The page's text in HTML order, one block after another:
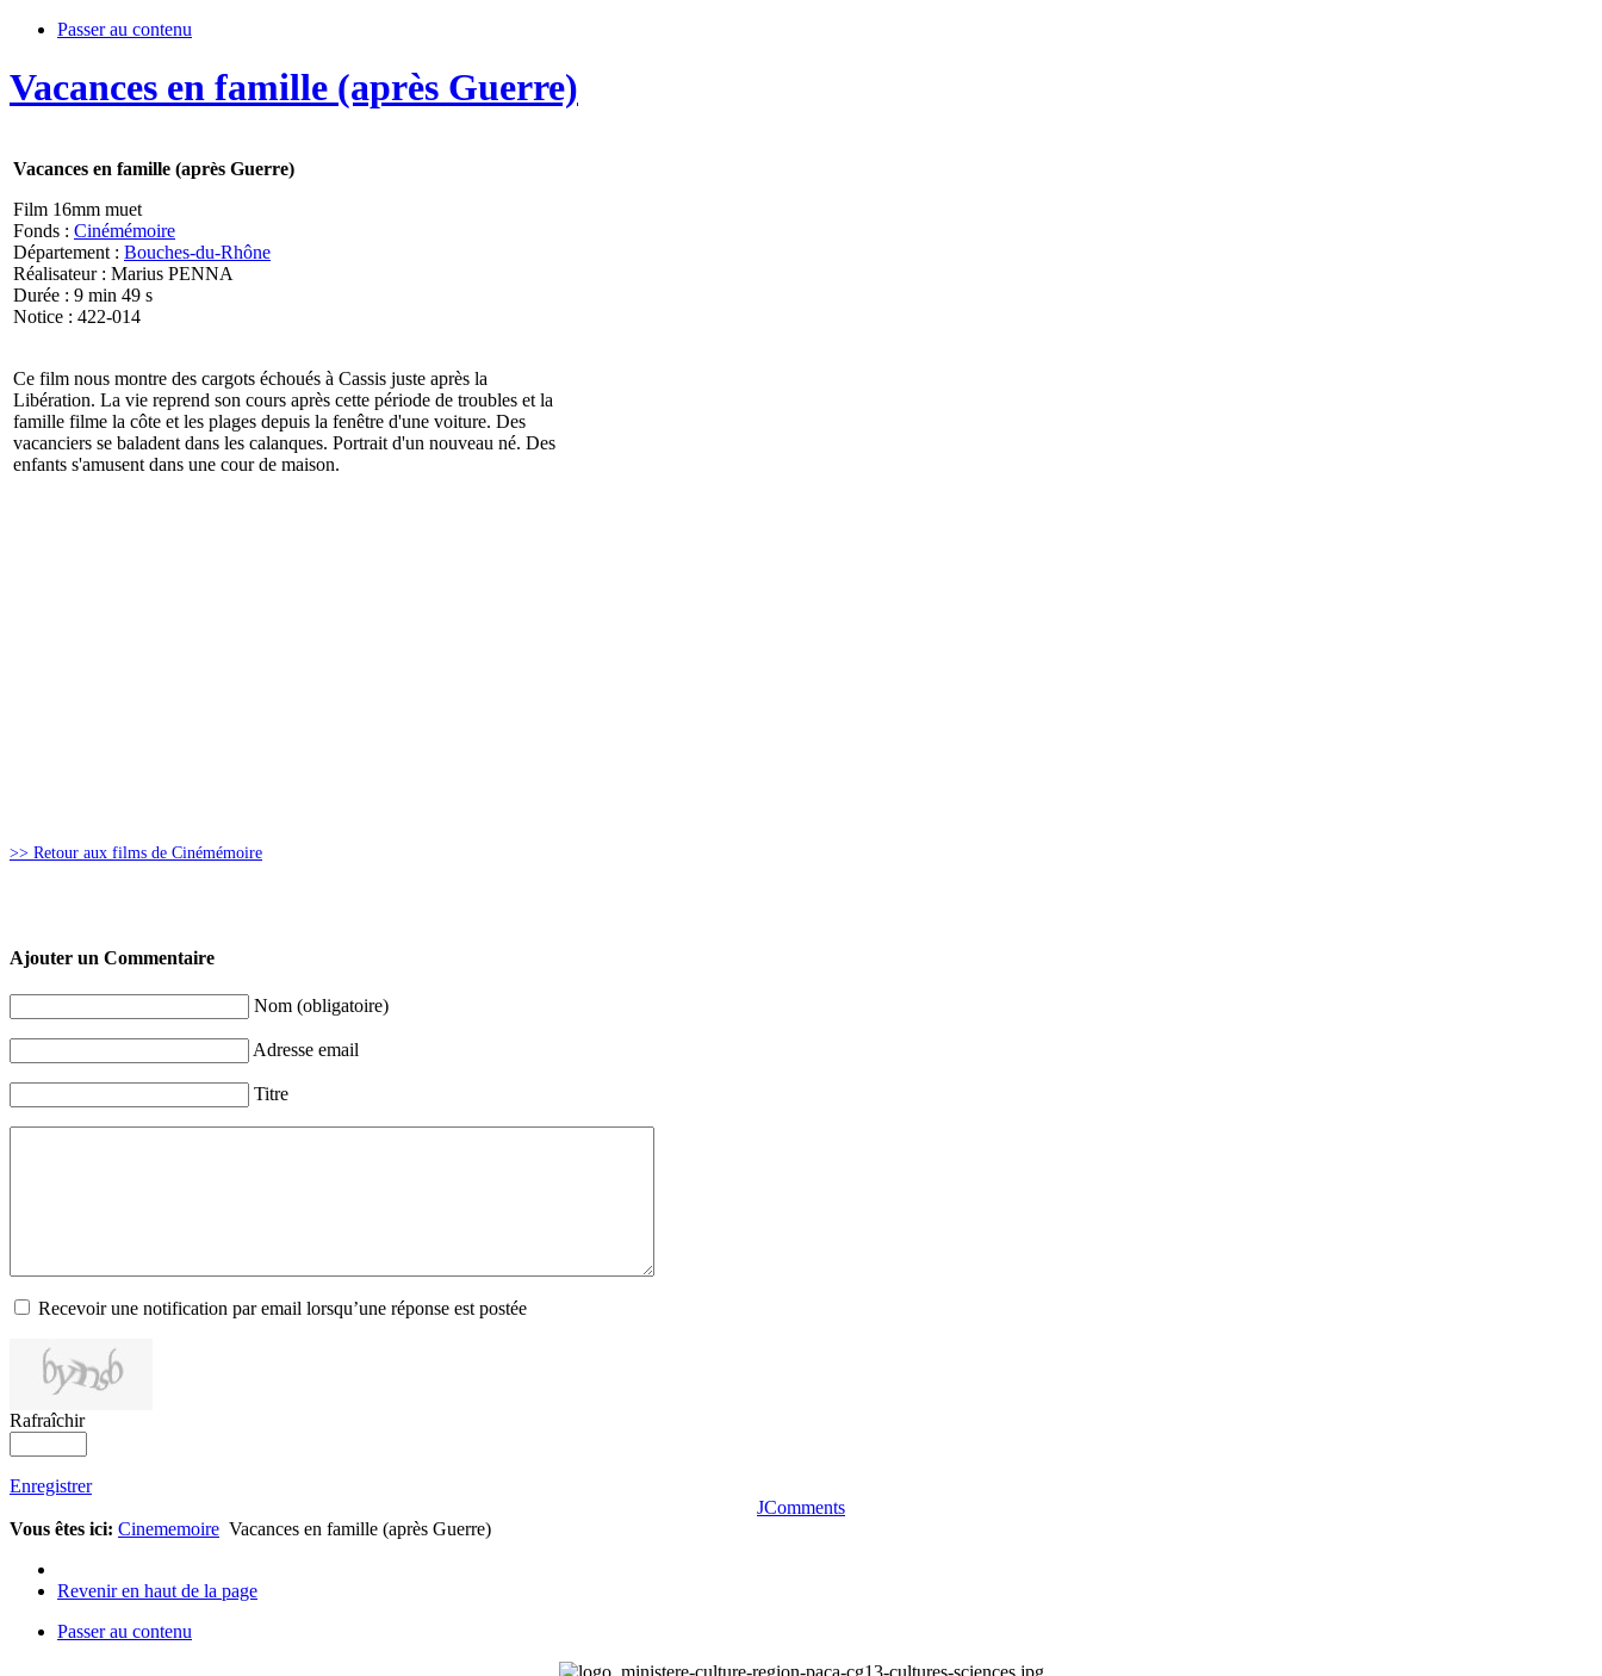
Passer au contenu
Vacances en famille (après Guerre)
Vacances en famille (après Guerre)
Film 16mm muet
Fonds : Cinémémoire
Département : Bouches-du-Rhône
Réalisateur : Marius PENNA
Durée : 9 min 49 s
Notice : 422-014
Ce film nous montre des cargots échoués à Cassis juste après la
Libération. La vie reprend son cours après cette période de troubles et la
famille filme la côte et les plages depuis la fenêtre d'une voiture. Des
vacanciers se baladent dans les calanques. Portrait d'un nouveau né. Des
enfants s'amusent dans une cour de maison.
>> Retour aux films de Cinémémoire
Ajouter un Commentaire
Nom (obligatoire)
Adresse email
Titre
Recevoir une notification par email lorsqu’une réponse est postée
Rafraîchir
Enregistrer
JComments
Vous êtes ici: Cinememoire Vacances en famille (après Guerre)
Revenir en haut de la page
Passer au contenu